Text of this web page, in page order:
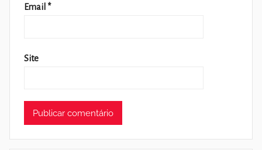
Email *
Site